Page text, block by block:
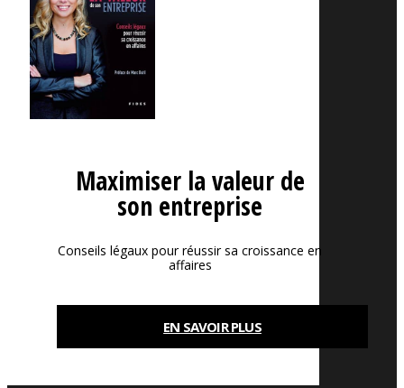
Maximiser la valeur de
son entreprise
Conseils légaux pour réussir sa croissance en
affaires
EN SAVOIR PLUS